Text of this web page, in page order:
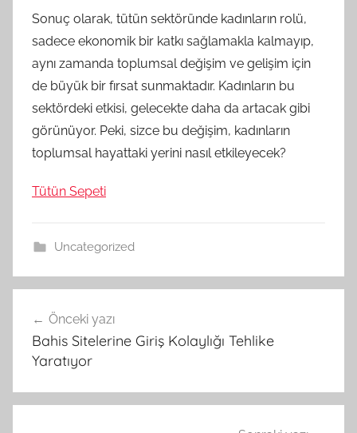
Sonuç olarak, tütün sektöründe kadınların rolü,
sadece ekonomik bir katkı sağlamakla kalmayıp,
aynı zamanda toplumsal değişim ve gelişim için
de büyük bir fırsat sunmaktadır. Kadınların bu
sektördeki etkisi, gelecekte daha da artacak gibi
görünüyor. Peki, sizce bu değişim, kadınların
toplumsal hayattaki yerini nasıl etkileyecek?
Tütün Sepeti
Uncategorized
gezinmesi
Önceki yazı
Bahis Sitelerine Giriş Kolaylığı Tehlike
Yaratıyor